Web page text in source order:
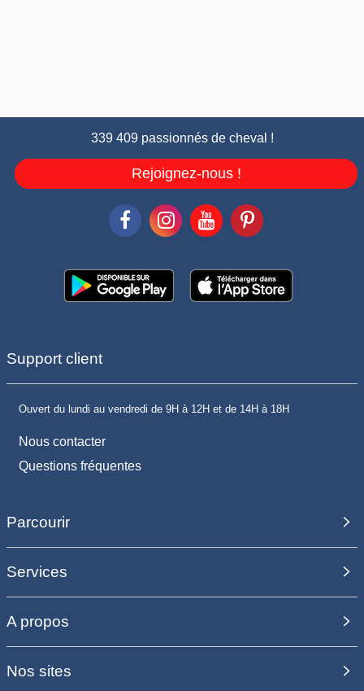
339 409 passionnés de cheval !
Rejoignez-nous !
Support client
Ouvert du lundi au vendredi de 9H à 12H et de 14H à 18H
Nous contacter
Questions fréquentes
Parcourir
Services
A propos
Nos sites